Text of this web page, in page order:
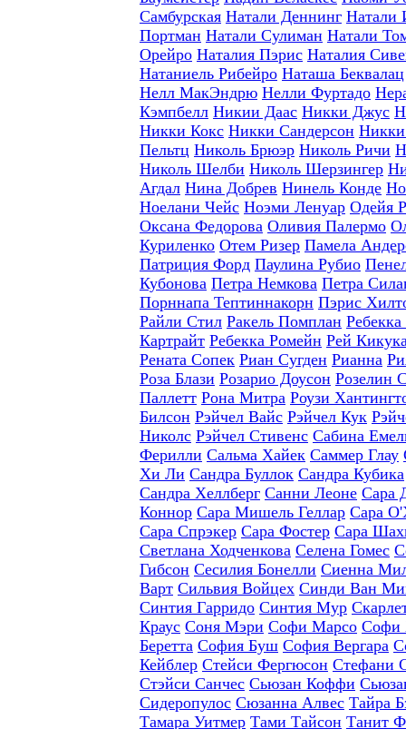
Самбурская Натали Деннинг Натали
Портман Натали Сулиман Натали
Орейро Наталия Пэрис Наталия
Натаниель Рибейро Наташа Беквалац
Нелл МакЭндрю Нелли Фуртадо
Кэмпбелл Никии Даас Никки Джус
Никки Кокс Никки Сандерсон
Пельтц Николь Брюэр Николь Ричи
Николь Шелби Николь Шерзингер
Агдал Нина Добрев Нинель Конде
Ноелани Чейс Ноэми Ленуар Одейя
Оксана Федорова Оливия Палермо
Куриленко Отем Ризер Памела
Патриция Форд Паулина Рубио
Кубонова Петра Немкова Петра
Порннапа Тептиннакорн Пэрис
Райли Стил Ракель Помплан
Картрайт Ребекка Ромейн Рей
Рената Сопек Риан Сугден Рианна
Роза Блази Розарио Доусон Розелин
Паллетт Рона Митра Роузи
Билсон Рэйчел Вайс Рэйчел Кук
Николс Рэйчел Стивенс Сабина
Ферилли Сальма Хайек Саммер Глау
Хи Ли Сандра Буллок Сандра Кубика
Сандра Хеллберг Санни Леоне Сара
Коннор Сара Мишель Геллар Сара
Сара Спрэкер Сара Фостер Сара
Светлана Ходченкова Селена Гомес
Гибсон Сесилия Бонелли Сиенна
Варт Сильвия Войцех Синди Ван
Синтия Гарридо Синтия Мур
Краус Соня Мэри Софи Марсо Софи
Беретта София Буш София Вергара
Кейблер Стейси Фергюсон Стефани
Стэйси Санчес Сьюзан Коффи
Сидеропулос Сюзанна Алвес Тайра
Тамара Уитмер Тами Тайсон Танит